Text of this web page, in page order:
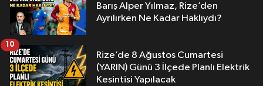
Barış Alper Yılmaz, Rize’den
Ayrılırken Ne Kadar Haklıydı?
Rize’de 8 Ağustos Cumartesi
(YARIN) Günü 3 İlçede Planlı Elektrik
Kesintisi Yapılacak
10